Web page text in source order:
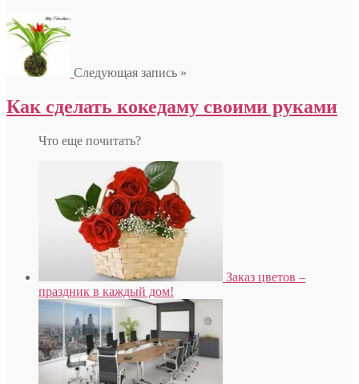
Следующая запись »
Как сделать кокедаму своими руками
Что еще почитать?
Заказ цветов –
праздник в каждый дом!